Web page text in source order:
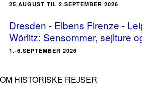
25.AUGUST TIL 2.SEPTEMBER 2026
Dresden - Elbens Firenze -
Wörlitz: Sensommer, sejlture
1.-6.SEPTEMBER 2026
OM HISTORISKE REJSER